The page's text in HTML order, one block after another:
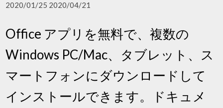
2020/01/25 2020/04/21
Office アプリを無料で、複数の
Windows PC/Mac、タブレット、ス
マートフォンにダウンロードして
インストールできます。ドキュメ